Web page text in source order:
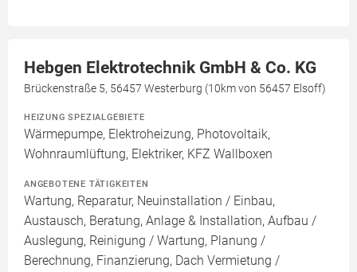
Hebgen Elektrotechnik GmbH & Co. KG
Brückenstraße 5, 56457 Westerburg (10km von 56457 Elsoff)
HEIZUNG SPEZIALGEBIETE
Wärmepumpe, Elektroheizung, Photovoltaik,
Wohnraumlüftung, Elektriker, KFZ Wallboxen
ANGEBOTENE TÄTIGKEITEN
Wartung, Reparatur, Neuinstallation / Einbau,
Austausch, Beratung, Anlage & Installation, Aufbau /
Auslegung, Reinigung / Wartung, Planung /
Berechnung, Finanzierung, Dach Vermietung /